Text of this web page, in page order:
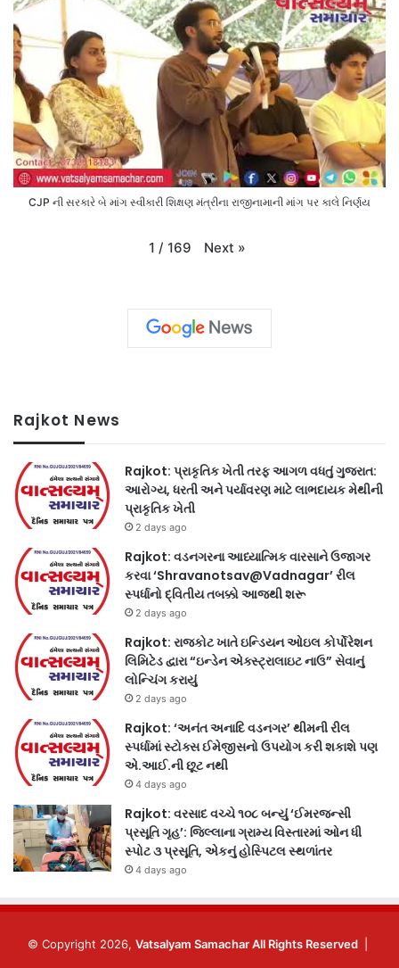
CJP ની સરકારે બે માંગ સ્વીકારી શિક્ષણ મંત્રીના રાજીનામાની માંગ પર કાલે નિર્ણય
1 / 169 Next »
Rajkot News
Rajkot: પ્રાકૃતિક ખેતી તરફ આગળ વધતું ગુજરાત:
આરોગ્ય, ધરતી અને પર્યાવરણ માટે લાભદાયક મેથીની
પ્રાકૃતિક ખેતી
2 days ago
Rajkot: વડનગરના આધ્યાત્મિક વારસાને ઉજાગર
કરવા ‘Shravanotsav@Vadnagar’ રીલ
સ્પર્ધાનો દ્વિતીય તબક્કો આજથી શરૂ
2 days ago
Rajkot: રાજકોટ ખાતે ઇન્ડિયન ઓઇલ કોર્પોરેશન
લિમિટેડ દ્વારા “ઇન્ડેન એક્સ્ટ્રાલાઇટ નાઉ” સેવાનું
લોન્ચિંગ કરાયું
2 days ago
Rajkot: ‘અનંત અનાદિ વડનગર’ થીમની રીલ
સ્પર્ધામાં સ્ટોક્સ ઈમેજીસનો ઉપયોગ કરી શકાશે પણ
એ.આઈ.ની છૂટ નથી
4 days ago
Rajkot: વરસાદ વચ્ચે ૧૦૮ બન્યું ‘ઈમરજન્સી
પ્રસૂતિ ગૃહ’: જિલ્લાના ગ્રામ્ય વિસ્તારમાં ઓન ધી
સ્પોટ ૩ પ્રસૂતિ, એકનું હોસ્પિટલ સ્થળાંતર
4 days ago
© Copyright 2026, Vatsalyam Samachar All Rights Reserved